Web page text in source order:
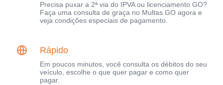
Precisa puxar a 2ª via do IPVA ou licenciamento GO?
Faça uma consulta de graça no Multas GO agora e
veja condições especiais de pagamento.
Rápido
Em poucos minutos, você consulta os débitos do seu
veículo, escolhe o que quer pagar e como quer
pagar.